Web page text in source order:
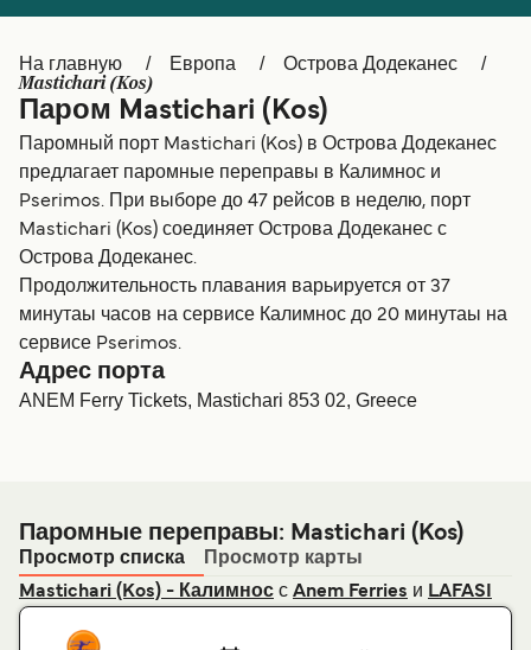
Ελλάδα Belgique (FR)
Polska Deutschland
Schweiz (DE) Norge
Україна Indonesia
المغرب
На главную Европа Острова Додеканес
Mastichari (Kos)
Паром Mastichari (Kos)
Паромный порт Mastichari (Kos) в Острова Додеканес
предлагает паромные переправы в Калимнос и
Pserimos. При выборе до 47 рейсов в неделю, порт
Mastichari (Kos) соединяет Острова Додеканес с
Острова Додеканес.
Продолжительность плавания варьируется от 37
минутаы часов на сервисе Калимнос до 20 минутаы на
сервисе Pserimos.
Адрес порта
ANEM Ferry Tickets, Mastichari 853 02, Greece
Паромные переправы: Mastichari (Kos)
Просмотр списка
Просмотр карты
Mastichari (Kos) - Калимнос с Anem Ferries и LAFASI